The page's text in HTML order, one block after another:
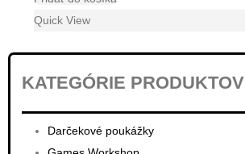
bola:
€61.50.€55.40.
Quick View
KATEGÓRIE PRODUKTOV
Darčekové poukážky